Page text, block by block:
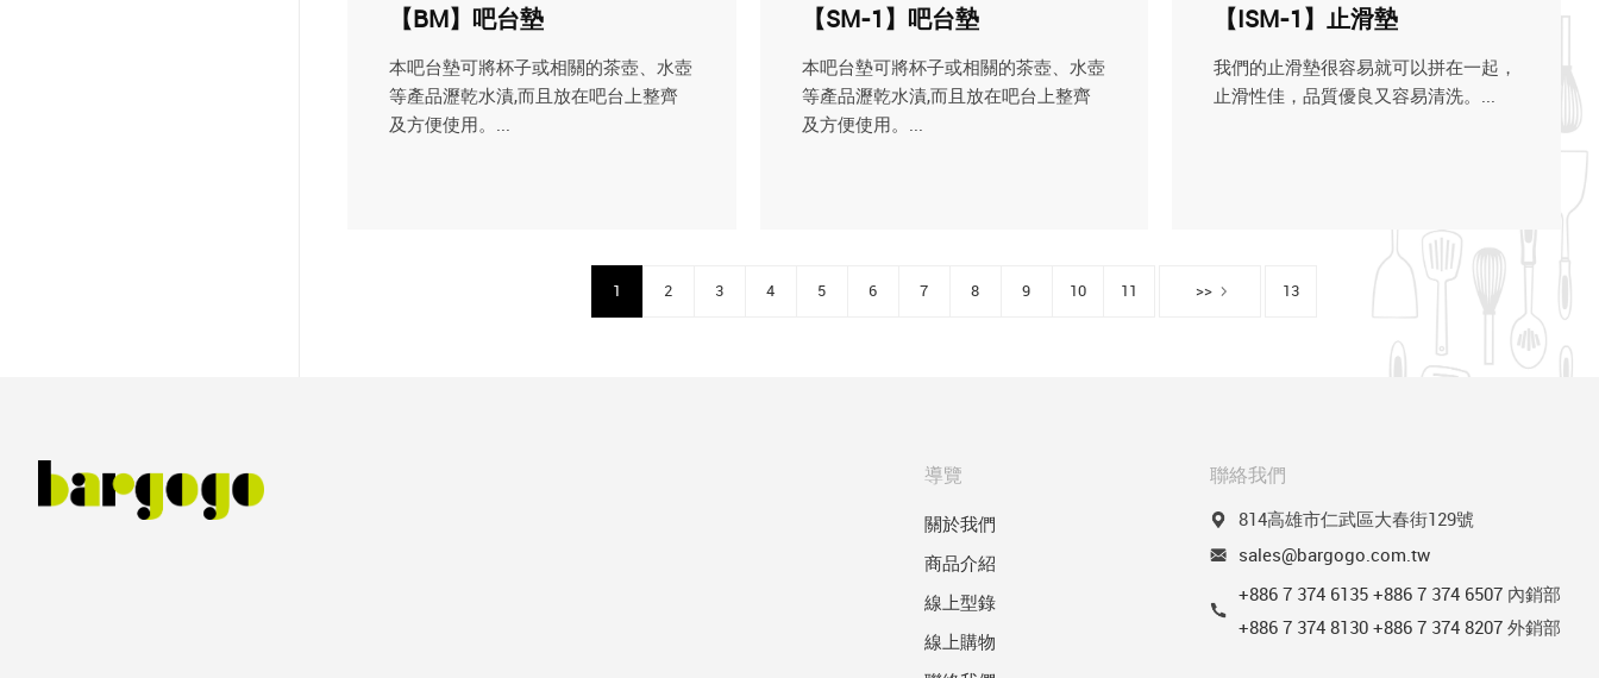
【BM】吧台墊
本吧台墊可將杯子或相關的茶壺、水壺
等產品瀝乾水漬,而且放在吧台上整齊
及方便使用。...
【SM-1】吧台墊
本吧台墊可將杯子或相關的茶壺、水壺
等產品瀝乾水漬,而且放在吧台上整齊
及方便使用。...
【ISM-1】止滑墊
我們的止滑墊很容易就可以拼在一起，
止滑性佳，品質優良又容易清洗。...
1 2 3 4 5 6 7 8 9 10 11 >> 13
聯絡我們
814高雄市仁武區大春街129號
sales@bargogo.com.tw
+886 7 374 6135 +886 7 374 6507 內銷部
+886 7 374 8130 +886 7 374 8207 外銷部
導覽
關於我們
商品介紹
線上型錄
線上購物